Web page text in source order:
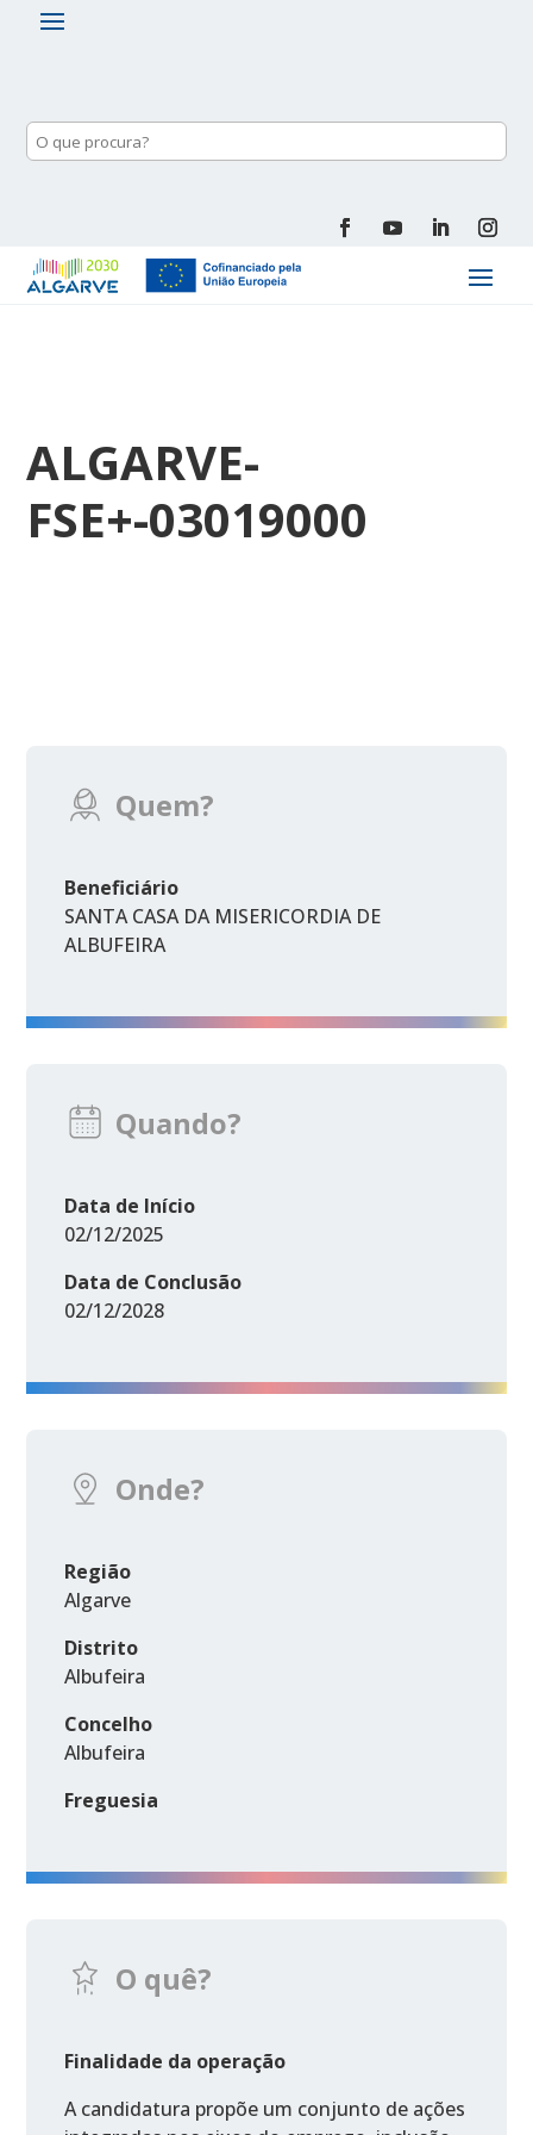
ALGARVE-
FSE+-03019000
Quem?
Beneficiário
SANTA CASA DA MISERICORDIA DE
ALBUFEIRA
Quando?
Data de Início
02/12/2025
Data de Conclusão
02/12/2028
Onde?
Região
Algarve
Distrito
Albufeira
Concelho
Albufeira
Freguesia
O quê?
Finalidade da operação
A candidatura propõe um conjunto de ações